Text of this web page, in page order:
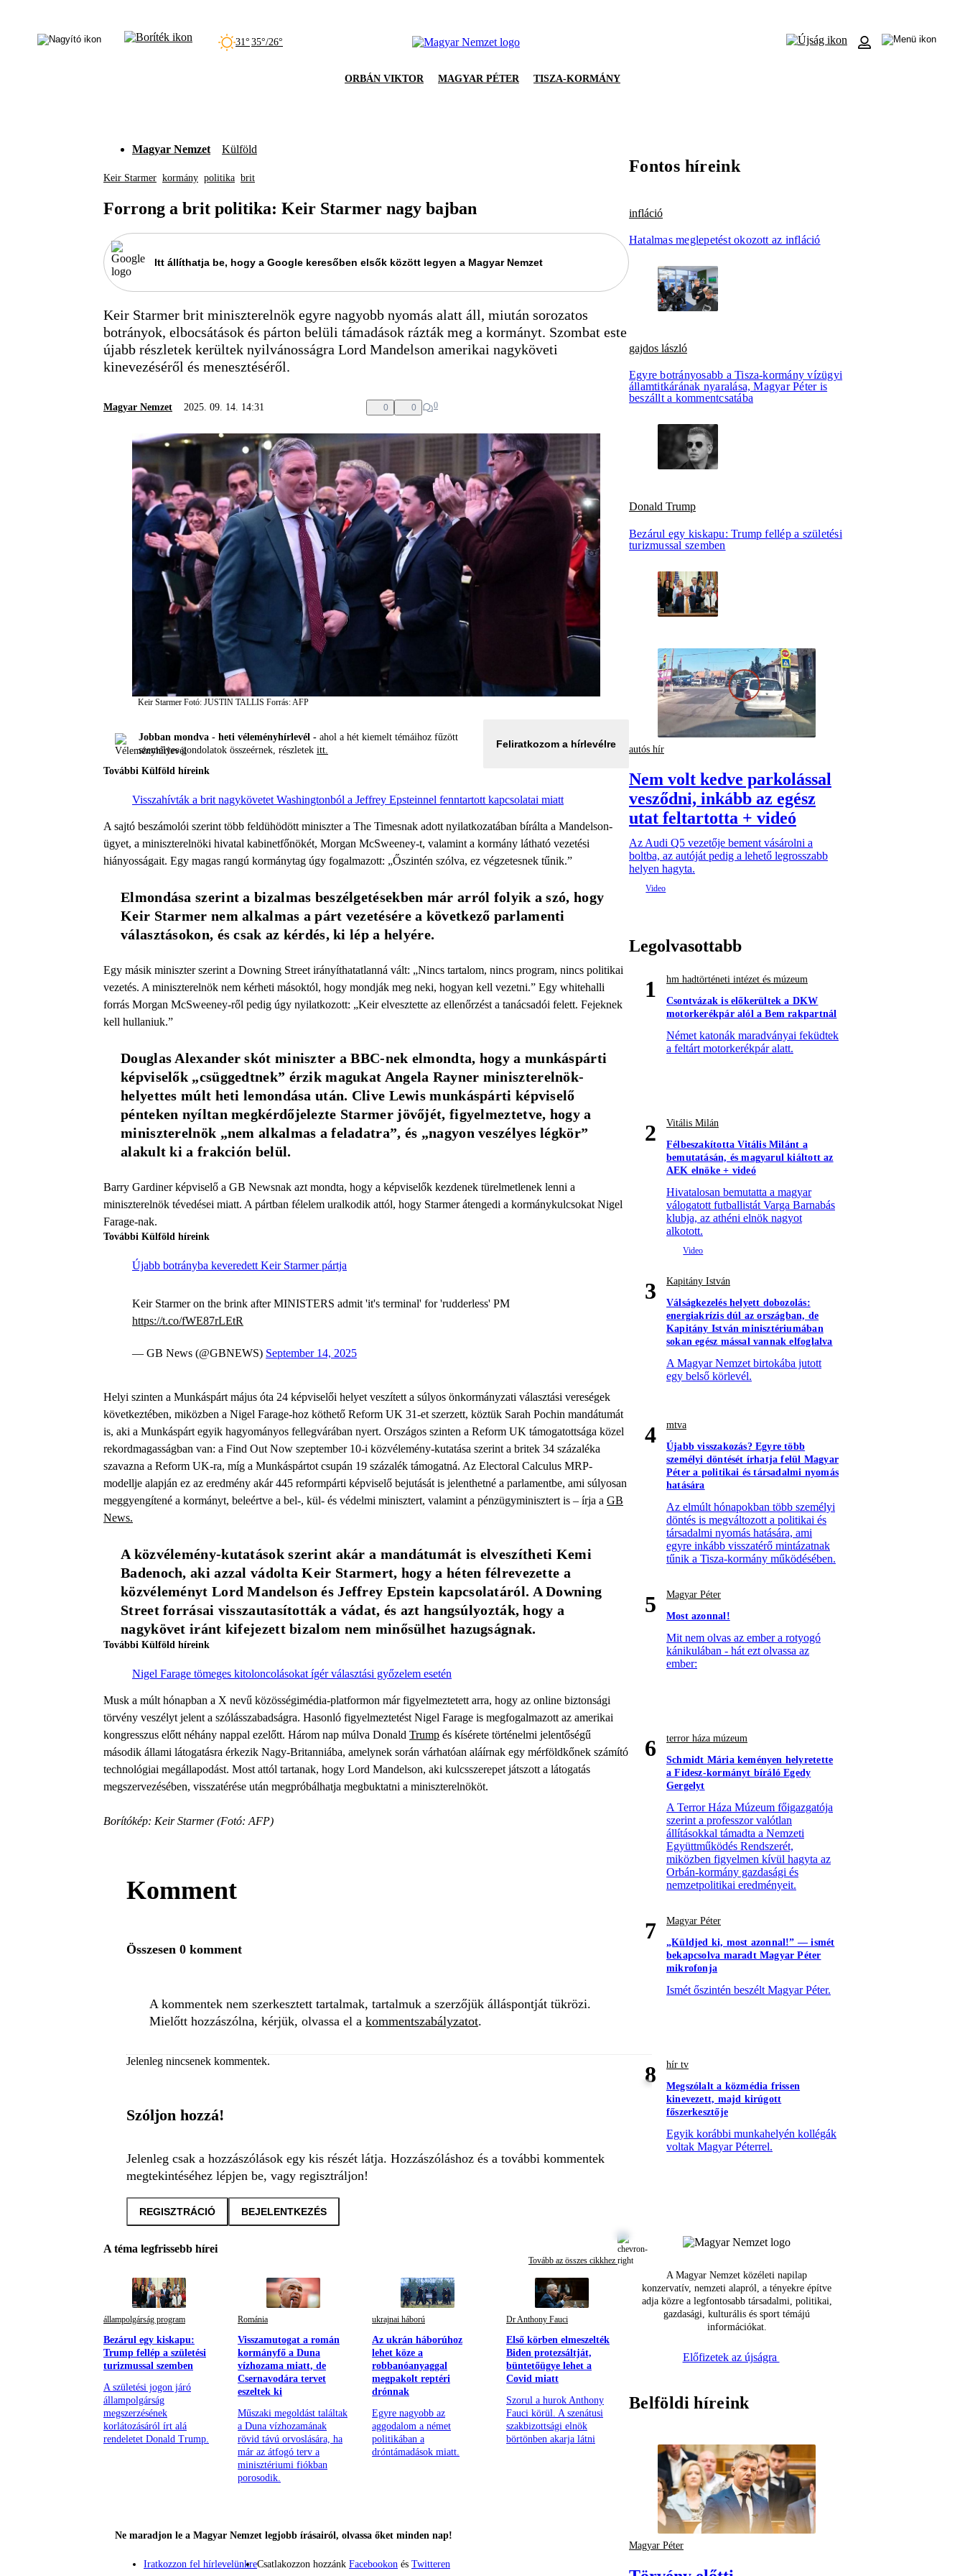
31° 35°/26°
ORBÁN VIKTOR MAGYAR PÉTER TISZA-KORMÁNY
Magyar Nemzet Külföld
Keir Starmer kormány politika brit
Forrong a brit politika: Keir Starmer nagy bajban
Itt állíthatja be, hogy a Google keresőben elsők között legyen a Magyar Nemzet
Keir Starmer brit miniszterelnök egyre nagyobb nyomás alatt áll, miután sorozatos
botrányok, elbocsátások és párton belüli támadások rázták meg a kormányt. Szombat este
újabb részletek kerültek nyilvánosságra Lord Mandelson amerikai nagyköveti
kinevezéséről és menesztéséről.
Magyar Nemzet 2025. 09. 14. 14:31 0 0 0
Keir Starmer Fotó: JUSTIN TALLIS Forrás: AFP
Jobban mondva - heti véleményhírlevél - ahol a hét kiemelt témáihoz fűzött
személyes gondolatok összeérnek, részletek itt.
Feliratkozom a hírlevélre
További Külföld híreink
Visszahívták a brit nagykövetet Washingtonból a Jeffrey Epsteinnel fenntartott kapcsolatai miatt
A sajtó beszámolói szerint több feldühödött miniszter a The Timesnak adott nyilatkozatában bírálta a Mandelson-
ügyet, a miniszterelnöki hivatal kabinetfőnökét, Morgan McSweeney-t, valamint a kormány látható vezetési
hiányosságait. Egy magas rangú kormánytag úgy fogalmazott: „Őszintén szólva, ez végzetesnek tűnik.”
Elmondása szerint a bizalmas beszélgetésekben már arról folyik a szó, hogy
Keir Starmer nem alkalmas a párt vezetésére a következő parlamenti
választásokon, és csak az kérdés, ki lép a helyére.
Egy másik miniszter szerint a Downing Street irányíthatatlanná vált: „Nincs tartalom, nincs program, nincs politikai
vezetés. A miniszterelnök nem kérheti másoktól, hogy mondják meg neki, hogyan kell vezetni.” Egy whitehalli
forrás Morgan McSweeney-ről pedig úgy nyilatkozott: „Keir elvesztette az ellenőrzést a tanácsadói felett. Fejeknek
kell hullaniuk.”
Douglas Alexander skót miniszter a BBC-nek elmondta, hogy a munkáspárti
képviselők „csüggedtnek” érzik magukat Angela Rayner miniszterelnök-
helyettes múlt heti lemondása után. Clive Lewis munkáspárti képviselő
pénteken nyíltan megkérdőjelezte Starmer jövőjét, figyelmeztetve, hogy a
miniszterelnök „nem alkalmas a feladatra”, és „nagyon veszélyes légkör”
alakult ki a frakción belül.
Barry Gardiner képviselő a GB Newsnak azt mondta, hogy a képviselők kezdenek türelmetlenek lenni a
miniszterelnök tévedései miatt. A pártban félelem uralkodik attól, hogy Starmer átengedi a kormánykulcsokat Nigel
Farage-nak.
További Külföld híreink
Újabb botrányba keveredett Keir Starmer pártja
Keir Starmer on the brink after MINISTERS admit 'it's terminal' for 'rudderless' PM
https://t.co/fWE87rLEtR
— GB News (@GBNEWS) September 14, 2025
Helyi szinten a Munkáspárt május óta 24 képviselői helyet veszített a súlyos önkormányzati választási vereségek
következtében, miközben a Nigel Farage-hoz köthető Reform UK 31-et szerzett, köztük Sarah Pochin mandátumát
is, aki a Munkáspárt egyik hagyományos fellegvárában nyert. Országos szinten a Reform UK támogatottsága közel
rekordmagasságban van: a Find Out Now szeptember 10-i közvélemény-kutatása szerint a britek 34 százaléka
szavazna a Reform UK-ra, míg a Munkáspártot csupán 19 százalék támogatná. Az Electoral Calculus MRP-
modellje alapján ez az eredmény akár 445 reformpárti képviselő bejutását is jelenthetné a parlamentbe, ami súlyosan
meggyengítené a kormányt, beleértve a bel-, kül- és védelmi minisztert, valamint a pénzügyminisztert is – írja a GB
News.
A közvélemény-kutatások szerint akár a mandátumát is elveszítheti Kemi
Badenoch, aki azzal vádolta Keir Starmert, hogy a héten félrevezette a
közvéleményt Lord Mandelson és Jeffrey Epstein kapcsolatáról. A Downing
Street forrásai visszautasították a vádat, és azt hangsúlyozták, hogy a
nagykövet iránt kifejezett bizalom nem minősülhet hazugságnak.
További Külföld híreink
Nigel Farage tömeges kitoloncolásokat ígér választási győzelem esetén
Musk a múlt hónapban a X nevű közösségimédia-platformon már figyelmeztetett arra, hogy az online biztonsági
törvény veszélyt jelent a szólásszabadságra. Hasonló figyelmeztetést Nigel Farage is megfogalmazott az amerikai
kongresszus előtt néhány nappal ezelőtt. Három nap múlva Donald Trump és kísérete történelmi jelentőségű
második állami látogatásra érkezik Nagy-Britanniába, amelynek során várhatóan aláírnak egy mérföldkőnek számító
technológiai megállapodást. Most attól tartanak, hogy Lord Mandelson, aki kulcsszerepet játszott a látogatás
megszervezésében, visszatérése után megpróbálhatja megbuktatni a miniszterelnököt.
Borítókép: Keir Starmer (Fotó: AFP)
Komment
Összesen 0 komment
A kommentek nem szerkesztett tartalmak, tartalmuk a szerzőjük álláspontját tükrözi.
Mielőtt hozzászólna, kérjük, olvassa el a kommentszabályzatot.
Jelenleg nincsenek kommentek.
Szóljon hozzá!
Jelenleg csak a hozzászólások egy kis részét látja. Hozzászóláshoz és a további kommentek
megtekintéséhez lépjen be, vagy regisztráljon!
REGISZTRÁCIÓ BEJELENTKEZÉS
A téma legfrissebb hírei
Tovább az összes cikkhez
állampolgárság program
Bezárul egy kiskapu:
Trump fellép a születési
turizmussal szemben
A születési jogon járó
állampolgárság
megszerzésének
korlátozásáról írt alá
rendeletet Donald Trump.
Románia
Visszamutogat a román
kormányfő a Duna
vízhozama miatt, de
Csernavodára tervet
eszeltek ki
Műszaki megoldást találtak
a Duna vízhozamának
rövid távú orvoslására, ha
már az átfogó terv a
minisztériumi fiókban
porosodik.
ukrajnai háború
Az ukrán háborúhoz
lehet köze a
robbanóanyaggal
megpakolt reptéri
drónnak
Egyre nagyobb az
aggodalom a német
politikában a
dróntámadások miatt.
Dr Anthony Fauci
Első körben elmeszelték
Biden protezsáltját,
büntetőügye lehet a
Covid miatt
Szorul a hurok Anthony
Fauci körül. A szenátusi
szakbizottsági elnök
börtönben akarja látni
Ne maradjon le a Magyar Nemzet legjobb írásairól, olvassa őket minden nap!
Iratkozzon fel hírlevelünkreCsatlakozzon hozzánk Facebookon és Twitteren
Fontos híreink
infláció
Hatalmas meglepetést okozott az infláció
gajdos lászló
Egyre botrányosabb a Tisza-kormány vízügyi
államtitkárának nyaralása, Magyar Péter is
beszállt a kommentcsatába
Donald Trump
Bezárul egy kiskapu: Trump fellép a születési
turizmussal szemben
autós hír
Nem volt kedve parkolással
vesződni, inkább az egész
utat feltartotta + videó
Az Audi Q5 vezetője bement vásárolni a
boltba, az autóját pedig a lehető legrosszabb
helyen hagyta.
Legolvasottabb
1
hm hadtörténeti intézet és múzeum
Csontvázak is előkerültek a DKW
motorkerékpár alól a Bem rakpartnál
Német katonák maradványai feküdtek
a feltárt motorkerékpár alatt.
2
Vitális Milán
Félbeszakította Vitális Milánt a
bemutatásán, és magyarul kiáltott az
AEK elnöke + videó
Hivatalosan bemutatta a magyar
válogatott futballistát Varga Barnabás
klubja, az athéni elnök nagyot
alkotott.
3
Kapitány István
Válságkezelés helyett dobozolás:
energiakrízis dúl az országban, de
Kapitány István minisztériumában
sokan egész mással vannak elfoglalva
A Magyar Nemzet birtokába jutott
egy belső körlevél.
4
mtva
Újabb visszakozás? Egyre több
személyi döntését írhatja felül Magyar
Péter a politikai és társadalmi nyomás
hatására
Az elmúlt hónapokban több személyi
döntés is megváltozott a politikai és
társadalmi nyomás hatására, ami
egyre inkább visszatérő mintázatnak
tűnik a Tisza-kormány működésében.
5
Magyar Péter
Most azonnal!
Mit nem olvas az ember a rotyogó
kánikulában - hát ezt olvassa az
ember:
6
terror háza múzeum
Schmidt Mária keményen helyretette
a Fidesz-kormányt bíráló Egedy
Gergelyt
A Terror Háza Múzeum főigazgatója
szerint a professzor valótlan
állításokkal támadta a Nemzeti
Együttműködés Rendszerét,
miközben figyelmen kívül hagyta az
Orbán-kormány gazdasági és
nemzetpolitikai eredményeit.
7
Magyar Péter
„Küldjed ki, most azonnal!” — ismét
bekapcsolva maradt Magyar Péter
mikrofonja
Ismét őszintén beszélt Magyar Péter.
8
hír tv
Megszólalt a közmédia frissen
kinevezett, majd kirúgott
főszerkesztője
Egyik korábbi munkahelyén kollégák
voltak Magyar Péterrel.
A Magyar Nemzet közéleti napilap
konzervatív, nemzeti alapról, a tényekre építve
adja közre a legfontosabb társadalmi, politikai,
gazdasági, kulturális és sport témájú
információkat.
Előfizetek az újságra
Belföldi híreink
Magyar Péter